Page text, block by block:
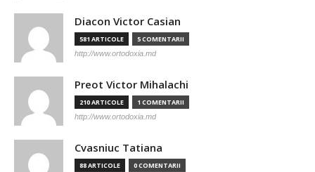
Diacon Victor Casian
581 ARTICOLE 5 COMENTARII
http://www.ortodoxia.md
Preot Victor Mihalachi
210 ARTICOLE 1 COMENTARII
http://www.ortodoxia.md
Cvasniuc Tatiana
88 ARTICOLE 0 COMENTARII